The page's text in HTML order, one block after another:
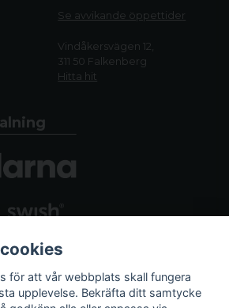
Se avvikande öppettider
Vindåkersvägen 12,
311 50 Falkenberg
Hitta hit
för att vår webbplats skall fungera
upplevelse. Bekräfta ditt samtycke